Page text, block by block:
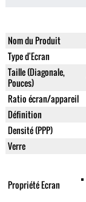
Nom du Produit
Type d'Ecran
Taille (Diagonale,
Pouces)
Ratio écran/appareil
Définition
Densité (PPP)
Verre
Propriété Ecran